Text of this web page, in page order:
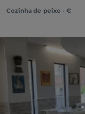
Cozinha de peixe - €